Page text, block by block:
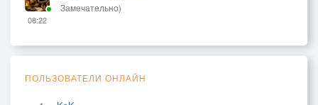
08:22
Замечательно)
ПОЛЬЗОВАТЕЛИ ОНЛАЙН